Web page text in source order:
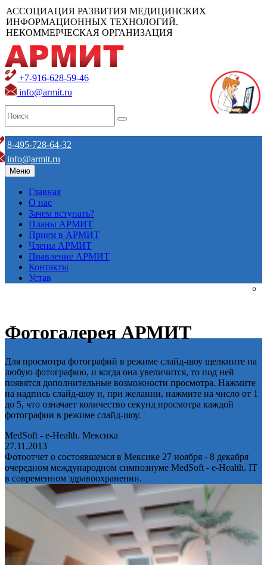
АССОЦИАЦИЯ РАЗВИТИЯ МЕДИЦИНСКИХ
ИНФОРМАЦИОННЫХ ТЕХНОЛОГИЙ.
НЕКОММЕРЧЕСКАЯ ОРГАНИЗАЦИЯ
+7-916-628-59-46
info@armit.ru
8-495-728-64-32
info@armit.ru
Меню
Главная
О нас
Зачем вступать?
Планы АРМИТ
Прием в АРМИТ
Члены АРМИТ
Правление АРМИТ
Контакты
Устав
Фотогалерея АРМИТ
Для просмотра фотографий в режиме слайд-шоу щелкните на
любую фотографию, и когда она увеличится, то под ней
появятся дополнительные возможности просмотра. Нажмите
на надпись слайд-шоу и, при желании, нажмите на число от 1
до 5, что означает количество секунд просмотра каждой
фотографии в режиме слайд-шоу.
MedSoft - e-Health. Мексика
27.11.2013
Фотоотчет о состоявшемся в Мексике 27 ноября - 8 декабря
очередном международном симпозиуме MedSoft - e-Health. IT
в современном здравоохранении.